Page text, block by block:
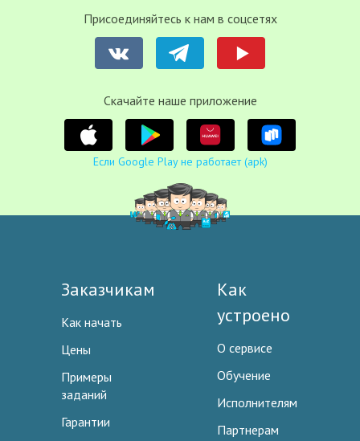
Присоединяйтесь к нам в соцсетях
Cкачайте наше приложение
Если Google Play не работает (apk)
Заказчикам
Как начать
Цены
Примеры
заданий
Гарантии
Как
устроено
О сервисе
Обучение
Исполнителям
Партнерам